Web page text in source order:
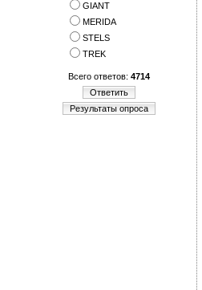
GIANT
MERIDA
STELS
TREK
Всего ответов: 4714
Ответить
Результаты опроса